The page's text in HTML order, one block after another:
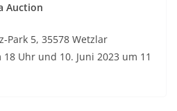
Auction
Park 5, 35578 Wetzlar
Uhr und 10. Juni 2023 um 11